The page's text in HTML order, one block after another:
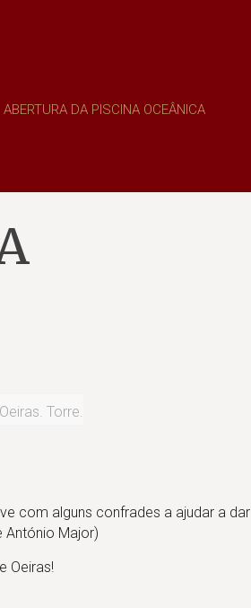
ABERTURA DA PISCINA OCEÂNICA
Torre.
com alguns confrades a ajudar a dar
António Major)
Oeiras!